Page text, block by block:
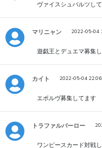
ヴァイスシュバルツし
マリニャン 2022-05-04
遊戯王とデュエマ募集
カイト 2022-05-04
エボルヴ募集してます
トラファルバーロー
ワンピースカード対戦